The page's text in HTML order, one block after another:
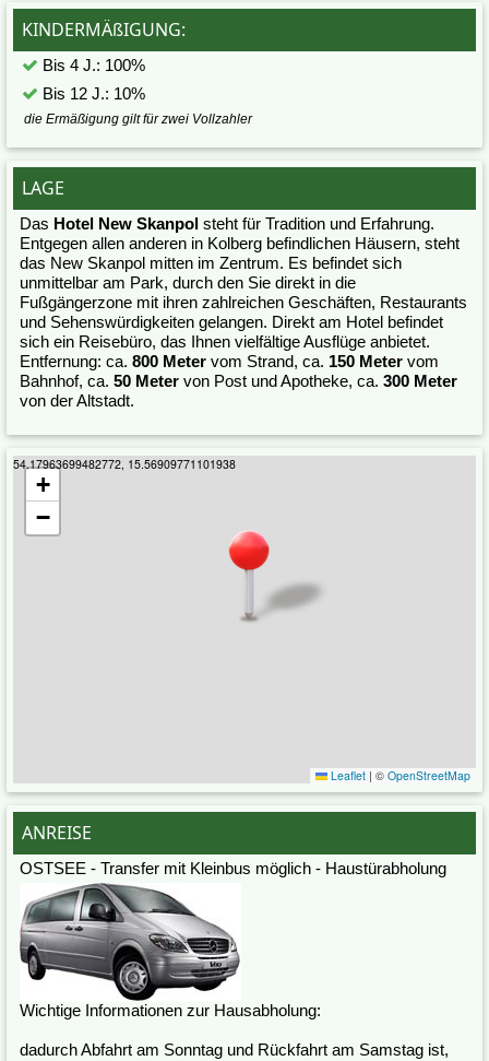
KINDERMÄßIGUNG:
Bis 4 J.: 100%
Bis 12 J.: 10%
die Ermäßigung gilt für zwei Vollzahler
LAGE
Das Hotel New Skanpol steht für Tradition und Erfahrung.
Entgegen allen anderen in Kolberg befindlichen Häusern, steht
das New Skanpol mitten im Zentrum. Es befindet sich
unmittelbar am Park, durch den Sie direkt in die
Fußgängerzone mit ihren zahlreichen Geschäften, Restaurants
und Sehenswürdigkeiten gelangen. Direkt am Hotel befindet
sich ein Reisebüro, das Ihnen vielfältige Ausflüge anbietet.
Entfernung: ca. 800 Meter vom Strand, ca. 150 Meter vom
Bahnhof, ca. 50 Meter von Post und Apotheke, ca. 300 Meter
von der Altstadt.
54.17963699482772, 15.56909771101938
+
−
Leaflet | © OpenStreetMap
ANREISE
OSTSEE - Transfer mit Kleinbus möglich - Haustürabholung
Wichtige Informationen zur Hausabholung:
dadurch Abfahrt am Sonntag und Rückfahrt am Samstag ist,